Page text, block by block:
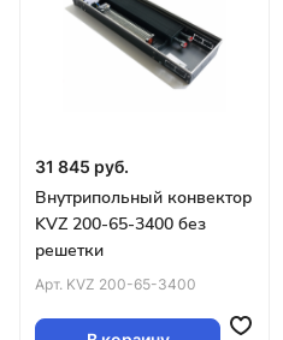
31 845 руб.
Внутрипольный конвектор
KVZ 200-65-3400 без
решетки
Арт. KVZ 200-65-3400